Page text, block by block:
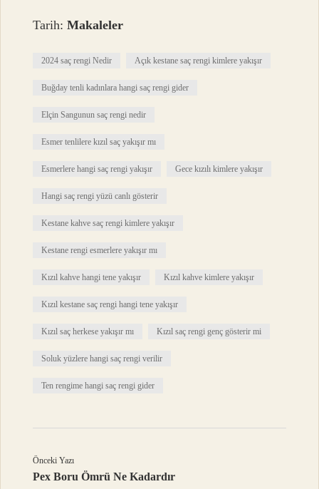
Tarih:Makaleler
2024 saç rengi Nedir Açık kestane saç rengi kimlere yakışır
Buğday tenli kadınlara hangi saç rengi gider
Elçin Sangunun saç rengi nedir
Esmer tenlilere kızıl saç yakışır mı
Esmerlere hangi saç rengi yakışır Gece kızılı kimlere yakışır
Hangi saç rengi yüzü canlı gösterir
Kestane kahve saç rengi kimlere yakışır
Kestane rengi esmerlere yakışır mı
Kızıl kahve hangi tene yakışır Kızıl kahve kimlere yakışır
Kızıl kestane saç rengi hangi tene yakışır
Kızıl saç herkese yakışır mı Kızıl saç rengi genç gösterir mi
Soluk yüzlere hangi saç rengi verilir
Ten rengime hangi saç rengi gider
Önceki Yazı
Pex Boru Ömrü Ne Kadardır